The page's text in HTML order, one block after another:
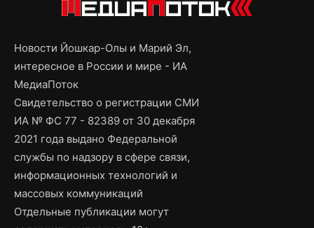
Новости Йошкар-Олы и Марий Эл,
интересное в России и мире - ИА
МедиаПоток
Свидетельство о регистрации СМИ
ИА № ФС 77 - 82389 от 30 декабря
2021 года выдано Федеральной
службы по надзору в сфере связи,
информационных технологий и
массовых коммуникаций
Отдельные публикации могут